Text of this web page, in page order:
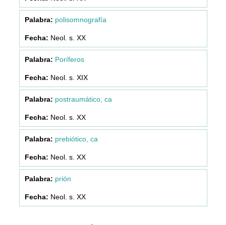
polisomnografía
Neol. s. XX
Poríferos
Neol. s. XIX
postraumático, ca
Neol. s. XX
prebiótico, ca
Neol. s. XX
prión
Neol. s. XX